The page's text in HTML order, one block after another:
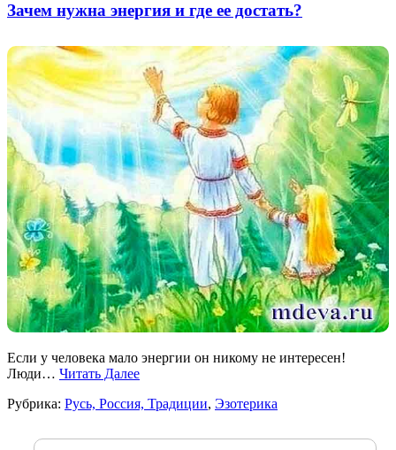
Зачем нужна энергия и где ее достать?
Если у человека мало энергии он никому не интересен!
Люди… Читать Далее
Рубрика: Русь, Россия, Традиции, Эзотерика